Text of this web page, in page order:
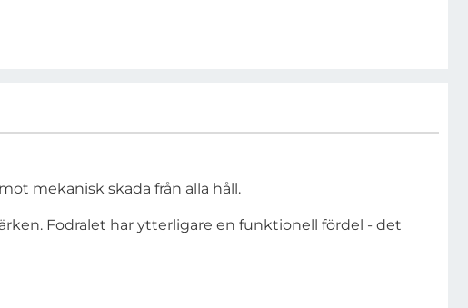
mekanisk skada från alla håll.
Fodralet har ytterligare en funktionell fördel - det